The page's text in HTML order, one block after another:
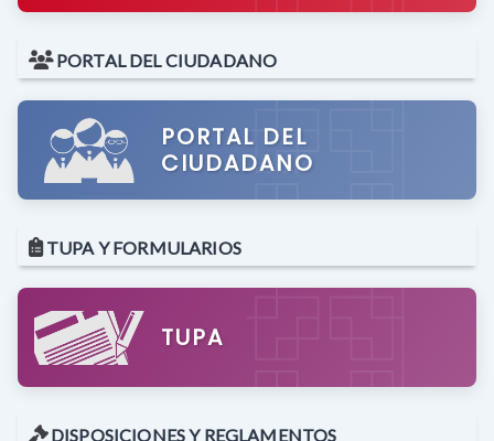
PORTAL DEL CIUDADANO
PORTAL DEL
CIUDADANO
TUPA Y FORMULARIOS
TUPA
DISPOSICIONES Y REGLAMENTOS